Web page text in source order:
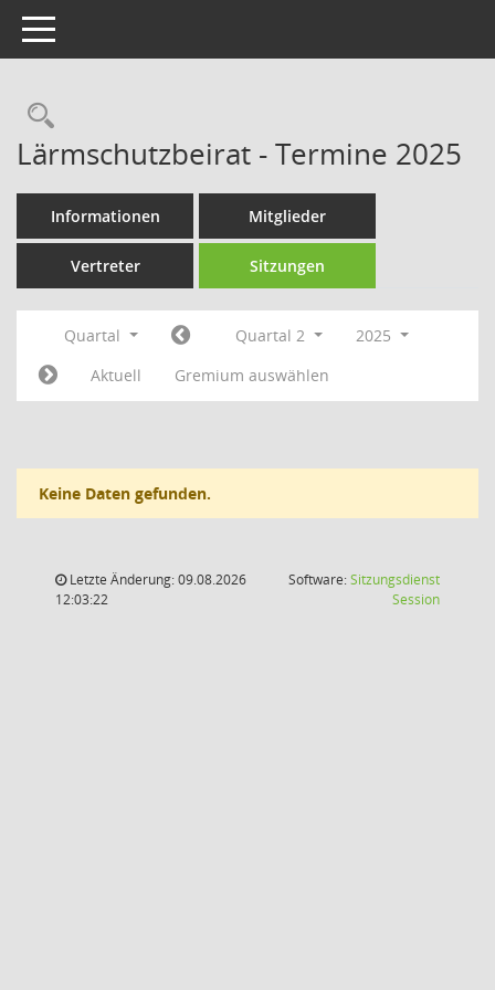
Toggle navigation
Rechercheauswahl
Lärmschutzbeirat - Termine 2025
Informationen Mitglieder
Vertreter Sitzungen
Quartal Quartal 2
2025
Aktuell
Gremium auswählen
Keine Daten gefunden.
Letzte Änderung: 09.08.2026
12:03:22
Software:Sitzungsdienst
Session(Wird in